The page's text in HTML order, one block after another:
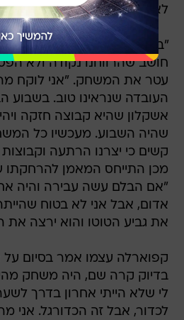
לאזן לחזור לאיזור הכרמל
"בהתאם לנסיבות שהתפתחו
חושב שהרווחנו נקודה ולא
עטר את המשחק. "אני לוקח
העובדה שנראינו טוב. בשבוע
אשקלון שהיא קבוצה חזקה
שהיה השבוע. מעכשיו כל
קשים כי יצרנו הרתעה
מכן התייחס המאמן
"אם הבלם עשה עבירה והיה
אדום, אבל אני לא בטוח
את גביע הטוטו והוא ירצה את
קפוארלה עצמו אמר בסיום על
בדיוק קרה שם, היה משחק
לי שלא הייתי אחרון בדרך
לכדור, אבל זה הכדורגל. אני